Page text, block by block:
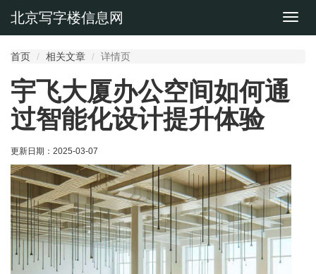
切
北京写字楼信息网
首页 相关文章 详情页
宇飞大厦办公空间如何通
过智能化设计提升体验
更新日期： 2025-03-07